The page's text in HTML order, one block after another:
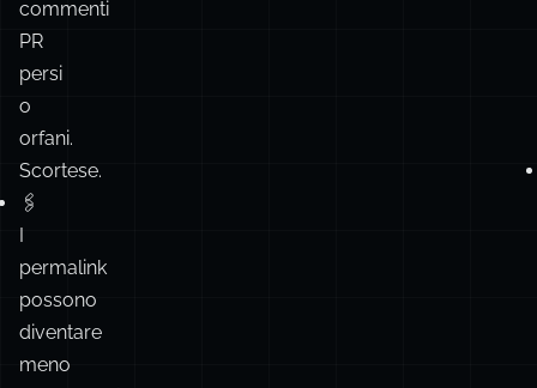
Rompe
funzionalità
chiave
di
collaborazione:
commenti
PR
persi
o
orfani.
Scortese.
🖇️